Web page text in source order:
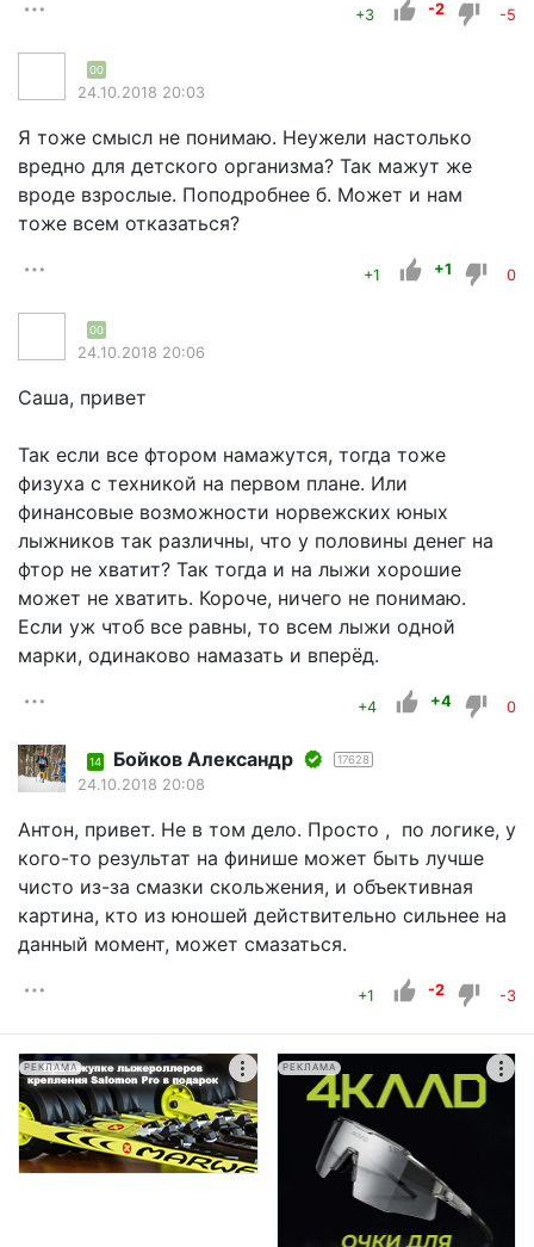
+3 -2 -5
00
24.10.2018 20:03
Я тоже смысл не понимаю. Неужели настолько
вредно для детского организма? Так мажут же
вроде взрослые. Поподробнее б. Может и нам
тоже всем отказаться?
+1 +1 0
00
24.10.2018 20:06
Саша, привет
Так если все фтором намажутся, тогда тоже
физуха с техникой на первом плане. Или
финансовые возможности норвежских юных
лыжников так различны, что у половины денег на
фтор не хватит? Так тогда и на лыжи хорошие
может не хватить. Короче, ничего не понимаю.
Если уж чтоб все равны, то всем лыжи одной
марки, одинаково намазать и вперёд.
+4 +4 0
14 Бойков Александр 17628
24.10.2018 20:08
Антон, привет. Не в том дело. Просто , по логике, у
кого-то результат на финише может быть лучше
чисто из-за смазки скольжения, и объективная
картина, кто из юношей действительно сильнее на
данный момент, может смазаться.
+1 -2 -3
РЕКЛАМА РЕКЛАМА